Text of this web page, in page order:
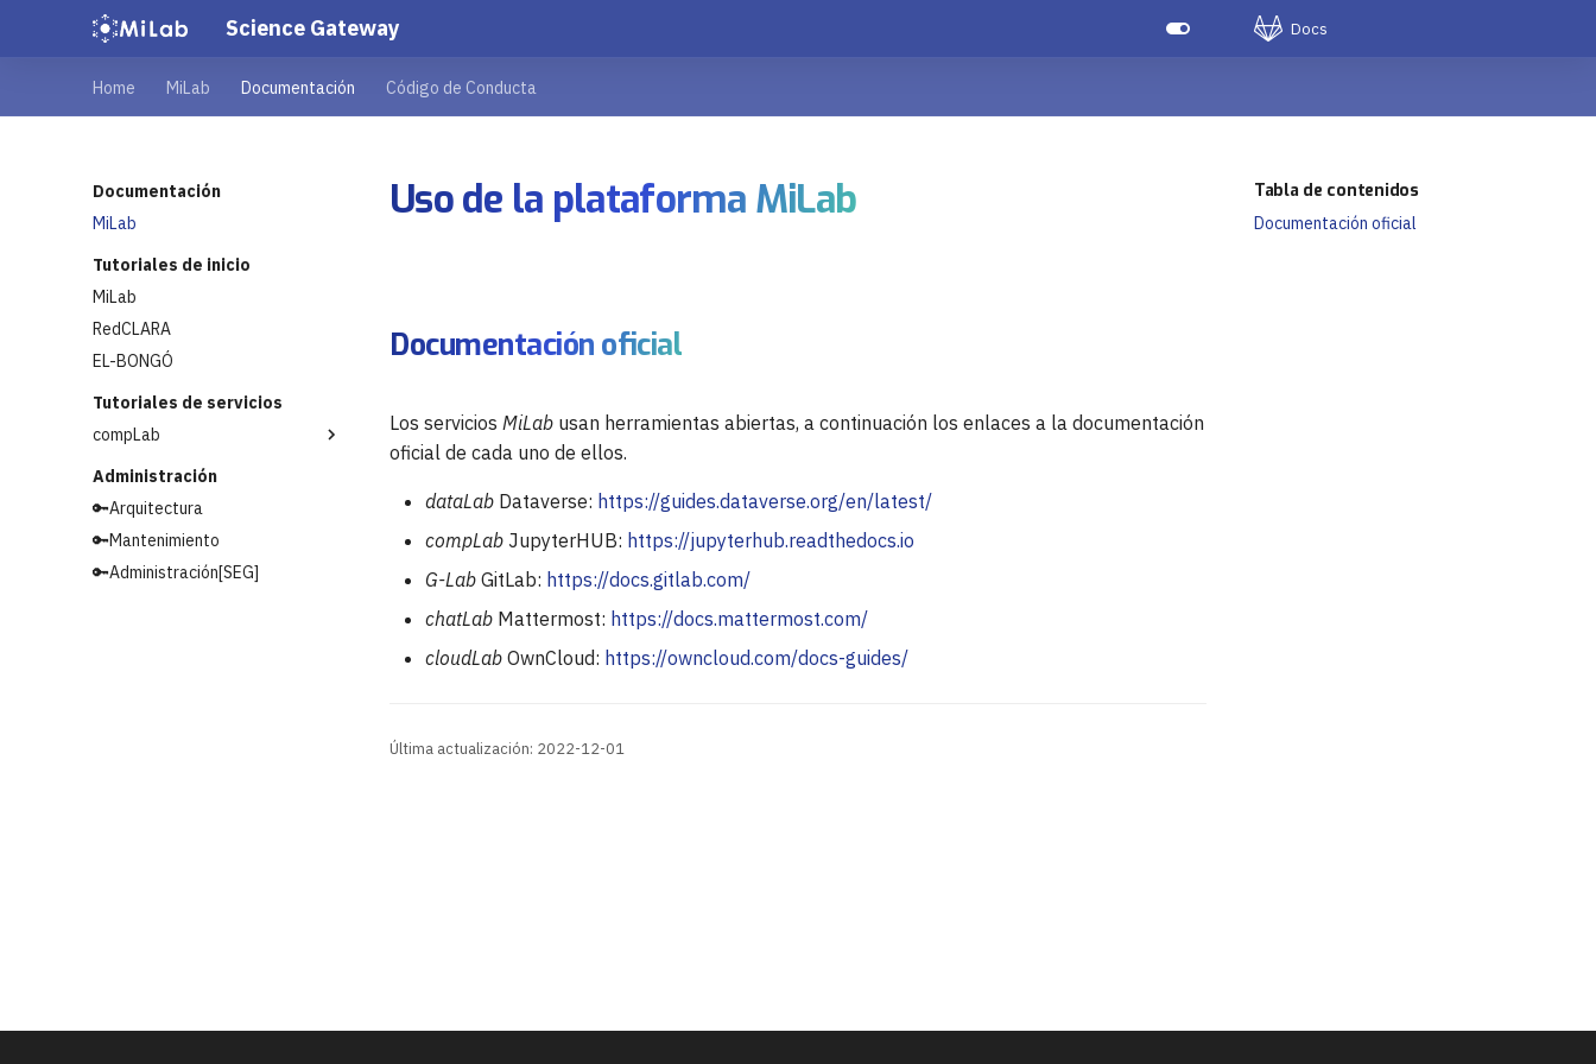
Science Gateway Docs
Home MiLab Documentación Código de Conducta
Documentación
MiLab
Tutoriales de inicio
MiLab
RedCLARA
EL-BONGÓ
Tutoriales de servicios
compLab
Administración
🔑Arquitectura
🔑Mantenimiento
🔑Administración[SEG]
Tabla de contenidos
Documentación oficial
Uso de la plataforma MiLab
Documentación oficial
Los servicios MiLab usan herramientas abiertas, a continuación los enlaces a la documentación
oficial de cada uno de ellos.
dataLab Dataverse: https://guides.dataverse.org/en/latest/
compLab JupyterHUB: https://jupyterhub.readthedocs.io
G-Lab GitLab: https://docs.gitlab.com/
chatLab Mattermost: https://docs.mattermost.com/
cloudLab OwnCloud: https://owncloud.com/docs-guides/
Última actualización: 2022-12-01